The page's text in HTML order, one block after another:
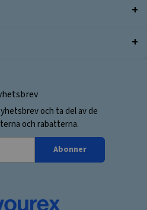
och ta del av de
och rabatterna.
Abonner